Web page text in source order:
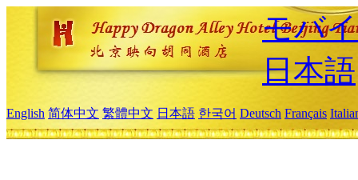
モバ
日本語
English 简体中文 繁體中文 日本語 한국어 Deutsch Français